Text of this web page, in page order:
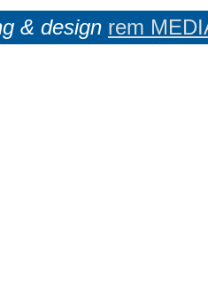
& design rem